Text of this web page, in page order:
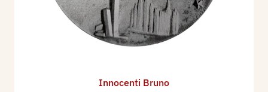
Bibliografia:
1929 - II^ Mostra Regionale d’Arte Toscana,
Innocenti Bruno